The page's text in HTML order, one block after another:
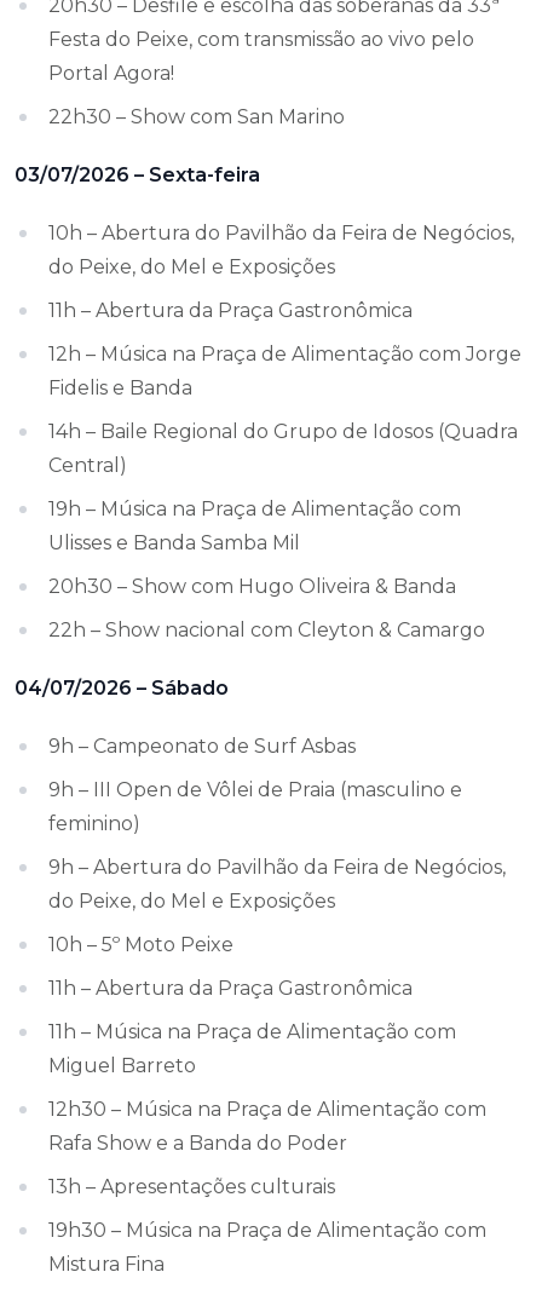
20h30 – Desfile e escolha das soberanas da 33ª
Festa do Peixe, com transmissão ao vivo pelo
Portal Agora!
22h30 – Show com San Marino
03/07/2026 – Sexta-feira
10h – Abertura do Pavilhão da Feira de Negócios,
do Peixe, do Mel e Exposições
11h – Abertura da Praça Gastronômica
12h – Música na Praça de Alimentação com Jorge
Fidelis e Banda
14h – Baile Regional do Grupo de Idosos (Quadra
Central)
19h – Música na Praça de Alimentação com
Ulisses e Banda Samba Mil
20h30 – Show com Hugo Oliveira & Banda
22h – Show nacional com Cleyton & Camargo
04/07/2026 – Sábado
9h – Campeonato de Surf Asbas
9h – III Open de Vôlei de Praia (masculino e
feminino)
9h – Abertura do Pavilhão da Feira de Negócios,
do Peixe, do Mel e Exposições
10h – 5º Moto Peixe
11h – Abertura da Praça Gastronômica
11h – Música na Praça de Alimentação com
Miguel Barreto
12h30 – Música na Praça de Alimentação com
Rafa Show e a Banda do Poder
13h – Apresentações culturais
19h30 – Música na Praça de Alimentação com
Mistura Fina